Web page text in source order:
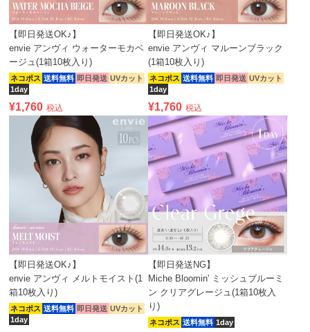
【即日発送OK♪】
envie アンヴィ ウォーターモカベ
ージュ(1箱10枚入り)
ネコポス 送料無料 即日発送 UVカット
1day
¥1,760 税込
【即日発送OK♪】
envie アンヴィ マルーンブラック
(1箱10枚入り)
ネコポス 送料無料 即日発送 UVカット
1day
¥1,760 税込
【即日発送OK♪】
envie アンヴィ メルトモイスト(1
箱10枚入り)
ネコポス 送料無料 即日発送 UVカット
1day
【即日発送NG】
Miche Bloomin' ミッシュブルーミ
ン クリアグレージュ(1箱10枚入
り)
ネコポス 送料無料 1day